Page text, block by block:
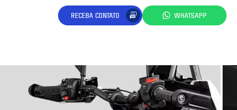
RECEBA CONTATO WHATSAPP